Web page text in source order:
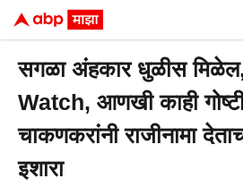
सगळा अंहकार धुळीस
Watch, आणखी काही
चाकणकरांनी राजीनामा
इशारा